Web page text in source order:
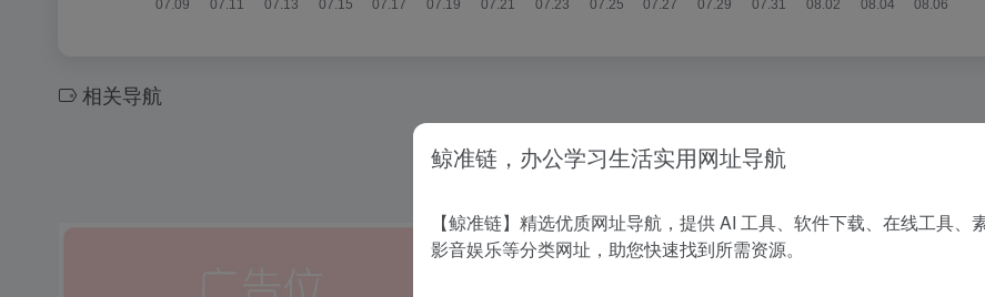
相关导航
没有相关内容!
鲸准链，办公学习生活实用网址导航
【鲸准链】精选优质网址导航，提供 AI 工具、软件下载、在线工具、
影音娱乐等分类网址，助您快速找到所需资源。